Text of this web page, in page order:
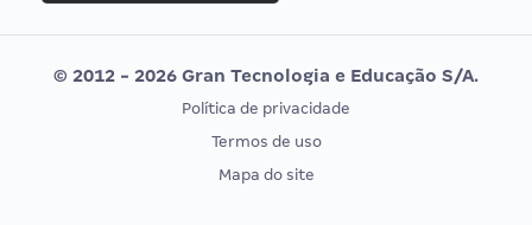
Editais publicados
Vunesp
CONCURSOS POR PROFISSÃO
EXAME DE ORDEM
© 2012 - 2026 Gran Tecnologia e Educação S/A.
Política de privacidade
Termos de uso
Mapa do site